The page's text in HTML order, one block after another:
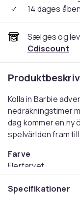
14 dages
Sælges og
Cdiscount
Kolla in Barbie
nedräkningstimer
dag kommer en ny
spelvärlden fram
Farve
Flerfarvet
Stof, Plast
Specifikationer